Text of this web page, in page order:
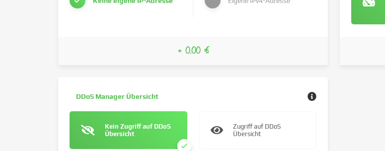
+ 0.00 €
DDoS Manager Übersicht
Kein Zugriff auf DDoS
Übersicht
Zugriff auf DDoS
Übersicht